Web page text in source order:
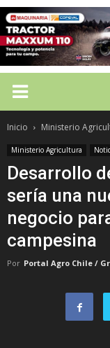
Inicio Ministerio
Ministerio Agricultura
Desarrollo
sería una
negocio
campesina
Por Portal Agro Chile /